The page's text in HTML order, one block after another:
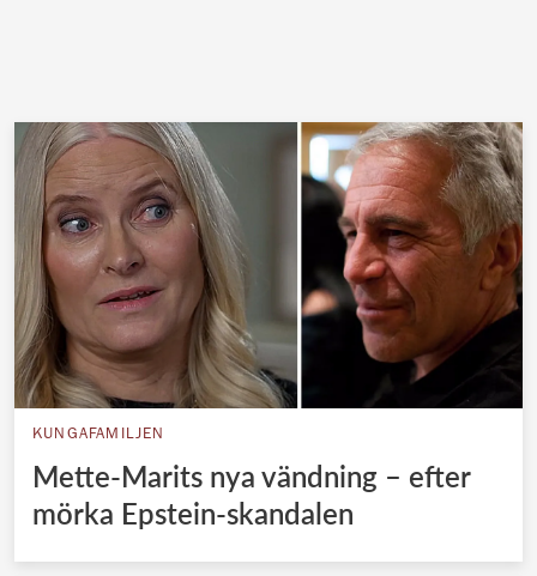
KUNGAFAMILJEN
Mette-Marits nya vändning – efter
mörka Epstein-skandalen